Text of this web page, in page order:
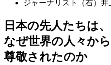
ジャーナリスト（右） 井
日本の先人たちは、
なぜ世界の人々から
尊敬されたのか